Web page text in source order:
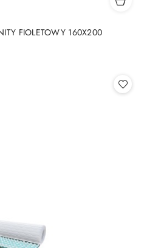
FIOLETOWY 160X200